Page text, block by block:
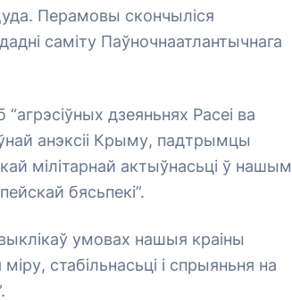
Перамовы скончыліся
саміту Паўночнаатлантычнага
дзеяньнях Расеі ва
анэксіі Крыму, падтрымцы
мілітарнай актыўнасьці ў нашым
бясьпекі”.
умовах нашыя краіны
стабільнасьці і спрыяньня на